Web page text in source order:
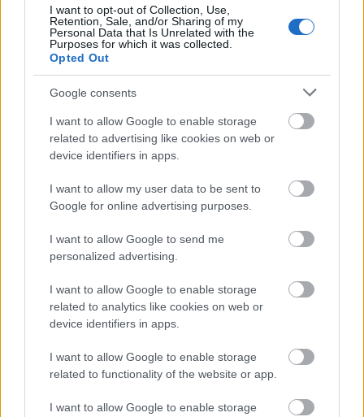
I want to opt-out of Collection, Use,
Retention, Sale, and/or Sharing of my
Personal Data that Is Unrelated with the
Purposes for which it was collected.
Opted Out
Google consents
I want to allow Google to enable storage
related to advertising like cookies on web or
device identifiers in apps.
I want to allow my user data to be sent to
Google for online advertising purposes.
I want to allow Google to send me
personalized advertising.
I want to allow Google to enable storage
related to analytics like cookies on web or
device identifiers in apps.
I want to allow Google to enable storage
related to functionality of the website or app.
I want to allow Google to enable storage
és reméljük, ennél több infót is megtudhatunk róla,
hiszen minden rajongó nagyon aggódik érte.